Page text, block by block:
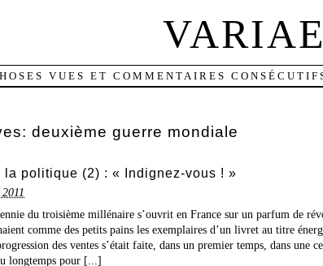
VARIAE
VUES ET COMMENTAIRES
deuxième guerre mondiale
la politique (2) : « Indignez-vous ! »
du troisième millénaire s’ouvrit en France sur un parfum de
comme des petits pains les exemplaires d’un livret au titre
des ventes s’était faite, dans un premier temps, dans une
longtemps pour [...]